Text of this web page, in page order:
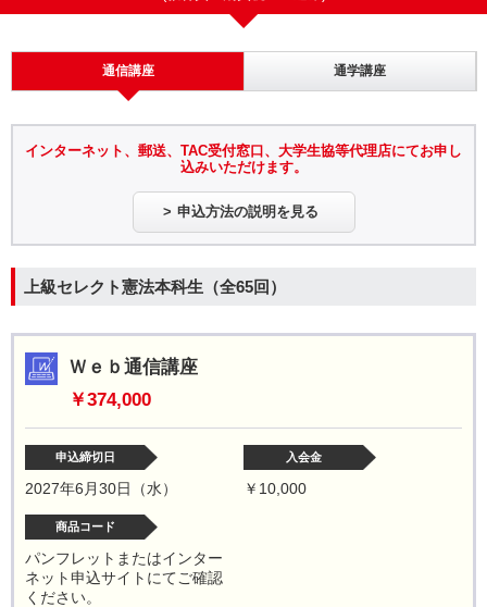
通信講座 通学講座
インターネット、郵送、TAC受付窓口、大学生協等代理店にてお申し
込みいただけます。
申込方法の説明を見る
上級セレクト憲法本科生（全65回）
Ｗｅｂ通信講座
￥374,000
申込締切日
2027年6月30日（水）
入会金
￥10,000
商品コード
パンフレットまたはインター
ネット申込サイトにてご確認
ください。